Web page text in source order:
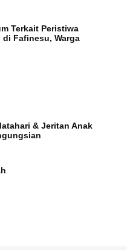
Terkait Peristiwa
di Fafinesu, Warga
& Jeritan Anak